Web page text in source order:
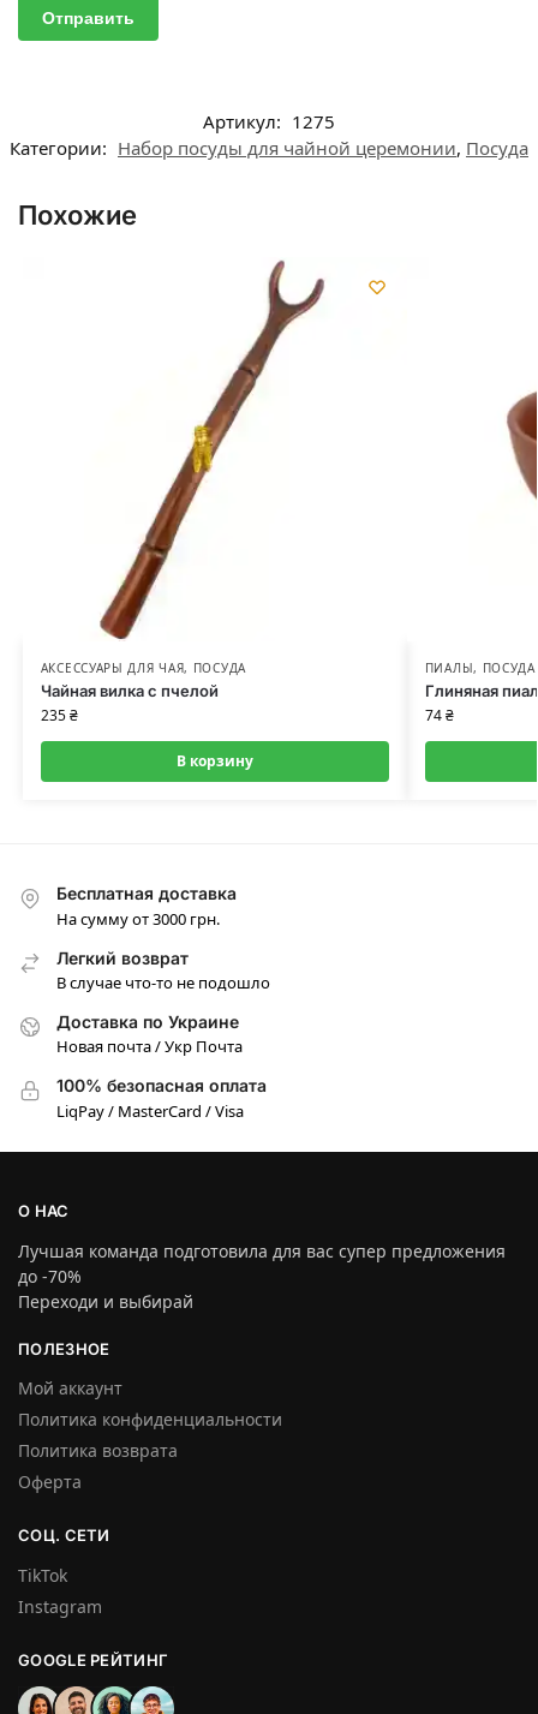
Артикул: 1275
Категории: Набор посуды для чайной церемонии, Посуда
Похожие
АКСЕССУАРЫ ДЛЯ ЧАЯ, ПОСУДА
Чайная вилка с пчелой
235₴
В корзину
ПИАЛЫ, ПОСУДА
Глиняная
74₴
Бесплатная доставка
На сумму от 3000 грн.
Легкий возврат
В случае что-то не подошло
Доставка по Украине
Новая почта / Укр Почта
100% безопасная оплата
LiqPay / MasterCard / Visa
О НАС
Лучшая команда подготовила для вас супер предложения
до -70%
Переходи и выбирай
ПОЛЕЗНОЕ
Мой аккаунт
Политика конфиденциальности
Политика возврата
Оферта
СОЦ. СЕТИ
TikTok
Instagram
GOOGLE РЕЙТИНГ